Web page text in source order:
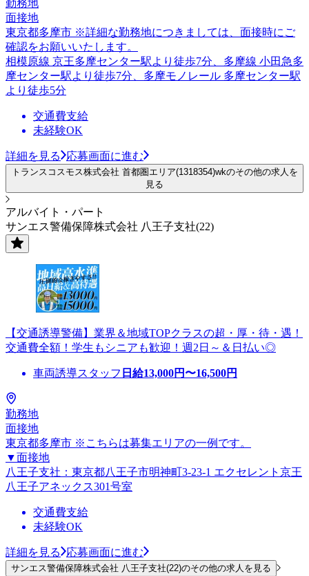
勤務地
面接地
東京都多摩市 ※詳細な勤務地につきましては、面接時にご
確認をお願いいたします。
相模原線 京王多摩センター駅より徒歩7分、多摩線 小田急多
摩センター駅より徒歩7分、多摩モノレール 多摩センター駅
より徒歩5分
交通費支給
未経験OK
詳細を見る 応募画面に進む
トランスコスモス株式会社 首都圏エリア(1318354)wkのその他の求人を
見る
アルバイト・パート
サンエス警備保障株式会社 八王子支社(22)
【交通誘導警備】業界＆地域TOPクラスの超・厚・待・遇！
交通費全額！学生もシニアも歓迎！週2日～＆日払い◎
車両誘導スタッフ 日給13,000円〜16,500円
勤務地
面接地
東京都多摩市 ※こちらは募集エリアの一例です。
▼面接地
八王子支社：東京都八王子市明神町3-23-1 エクセレント京王
八王子アネックス301号室
交通費支給
未経験OK
詳細を見る 応募画面に進む
サンエス警備保障株式会社 八王子支社(22)のその他の求人を見る